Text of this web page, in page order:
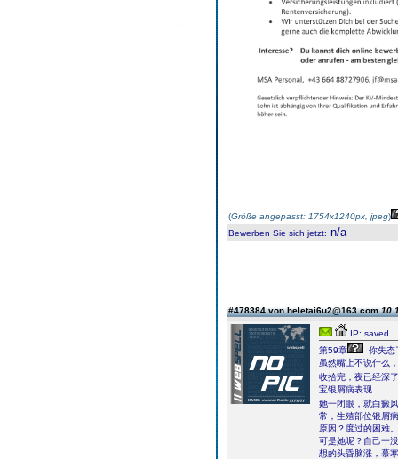
(Größe angepasst: 1754x1240px, jpeg)
Bewerben Sie sich jetzt: n/a
#478384 von heletai6u2@163.com
IP: saved
第59章
你失态
虽然嘴上不说什么
收拾完，夜已经深
宝银屑病表现
她一闭眼，就白癜
常，生殖部位银屑
原因？度过的困难
可是她呢？自己一
想的头昏脑涨，慕